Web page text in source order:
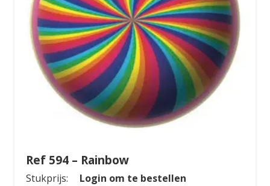
Ref 594 – Rainbow
Stukprijs: Login om te bestellen